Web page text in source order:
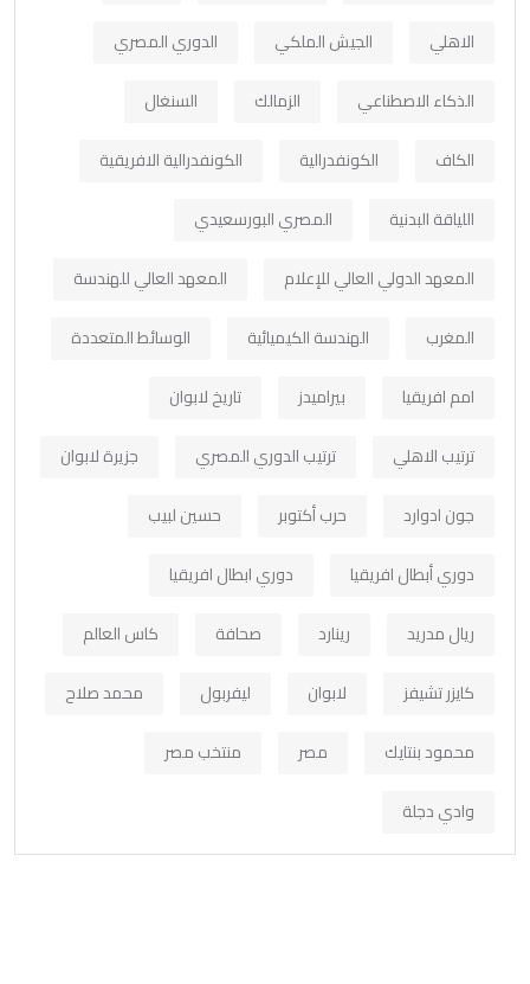
الاهلي
الجيش الملكي
الدوري المصري
الذكاء الاصطناعي
الزمالك
السنغال
الكاف
الكونفدرالية
الكونفدرالية الافريقية
اللياقة البدنية
المصري البورسعيدي
المعهد الدولي العالي للإعلام
المعهد العالي للهندسة
المغرب
الهندسة الكيميائية
الوسائط المتعددة
امم افريقيا
بيراميدز
تاريخ لابوان
ترتيب الاهلي
ترتيب الدوري المصري
جزيرة لابوان
جون ادوارد
حرب أكتوبر
حسين لبيب
دوري أبطال افريقيا
دوري ابطال افريقيا
ريال مدريد
رينارد صحافة
كاس العالم
كايزر تشيفز
لابوان ليفربول
محمد صلاح
محمود بنتايك
مصر
منتخب مصر
وادي دجلة